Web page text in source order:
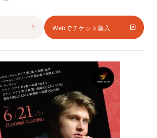
Webでチケット購入